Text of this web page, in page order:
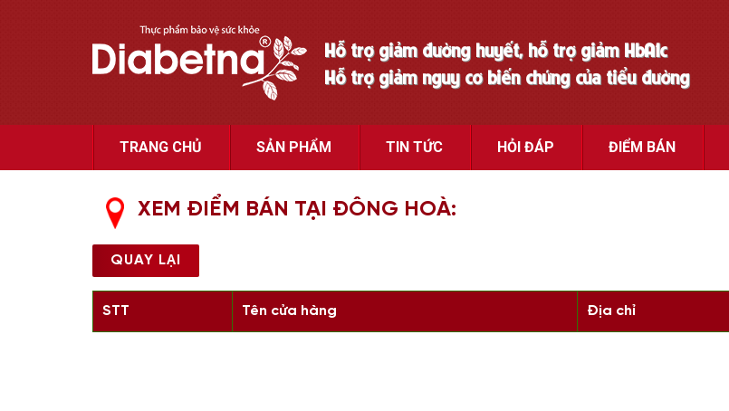
Hỗ trợ giảm đường huyết, hỗ trợ giảm HbA1c
Hỗ trợ giảm nguy cơ biến chứng của tiểu đường
TRANG CHỦ SẢN PHẨM TIN TỨC HỎI ĐÁP ĐIỂM BÁN
XEM ĐIỂM BÁN TẠI ĐÔNG HOÀ:
QUAY LẠI
STT Tên cửa hàng Địa chỉ